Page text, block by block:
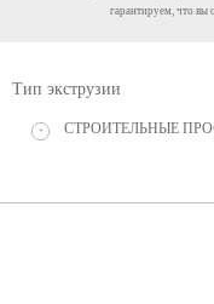
гарантируем, что вы
Тип экструзии
+ СТРОИТЕЛЬНЫЕ